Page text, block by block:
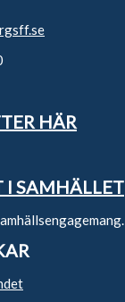
HÄR
I SAMHÄLLET